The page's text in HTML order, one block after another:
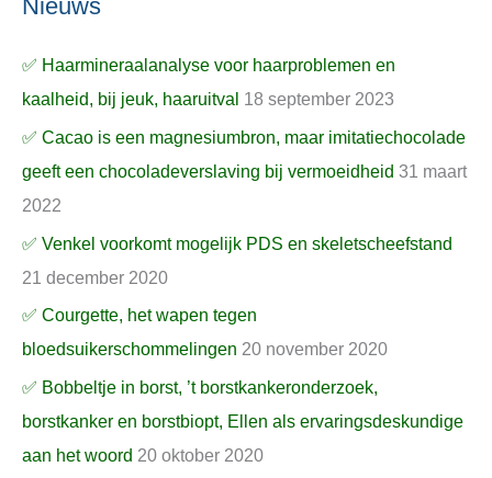
Nieuws
✅ Haarmineraalanalyse voor haarproblemen en
kaalheid, bij jeuk, haaruitval 18 september 2023
✅ Cacao is een magnesiumbron, maar imitatiechocolade
geeft een chocoladeverslaving bij vermoeidheid 31 maart
2022
✅ Venkel voorkomt mogelijk PDS en skeletscheefstand
21 december 2020
✅ Courgette, het wapen tegen
bloedsuikerschommelingen 20 november 2020
✅ Bobbeltje in borst, ’t borstkankeronderzoek,
borstkanker en borstbiopt, Ellen als ervaringsdeskundige
aan het woord 20 oktober 2020